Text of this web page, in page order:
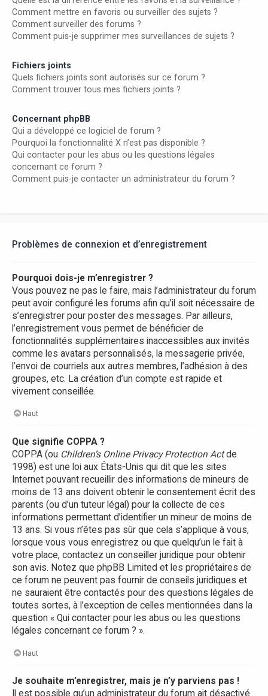
Comment mettre en favoris ou surveiller des sujets ?
Comment surveiller des forums ?
Comment puis-je supprimer mes surveillances de sujets ?
Fichiers joints
Quels fichiers joints sont autorisés sur ce forum ?
Comment trouver tous mes fichiers joints ?
Concernant phpBB
Qui a développé ce logiciel de forum ?
Pourquoi la fonctionnalité X n’est pas disponible ?
Qui contacter pour les abus ou les questions légales
concernant ce forum ?
Comment puis-je contacter un administrateur du forum ?
Problèmes de connexion et d’enregistrement
Pourquoi dois-je m’enregistrer ?
Vous pouvez ne pas le faire, mais l’administrateur du forum
peut avoir configuré les forums afin qu’il soit nécessaire de
s’enregistrer pour poster des messages. Par ailleurs,
l’enregistrement vous permet de bénéficier de
fonctionnalités supplémentaires inaccessibles aux invités
comme les avatars personnalisés, la messagerie privée,
l’envoi de courriels aux autres membres, l’adhésion à des
groupes, etc. La création d’un compte est rapide et
vivement conseillée.
Haut
Que signifie COPPA ?
COPPA (ou Children’s Online Privacy Protection Actde
1998) est une loi aux États-Unis qui dit que les sites
Internet pouvant recueillir des informations de mineurs de
moins de 13 ans doivent obtenir le consentement écrit des
parents (ou d’un tuteur légal) pour la collecte de ces
informations permettant d’identifier un mineur de moins de
13 ans. Si vous n’êtes pas sûr que cela s’applique à vous,
lorsque vous vous enregistrez ou que quelqu’un le fait à
votre place, contactez un conseiller juridique pour obtenir
son avis. Notez que phpBB Limited et les propriétaires de
ce forum ne peuvent pas fournir de conseils juridiques et
ne sauraient être contactés pour des questions légales de
toutes sortes, à l’exception de celles mentionnées dans la
question « Qui contacter pour les abus ou les questions
légales concernant ce forum ? ».
Haut
Je souhaite m’enregistrer, mais je n’y parviens pas !
Il est possible qu’un administrateur du forum ait désactivé